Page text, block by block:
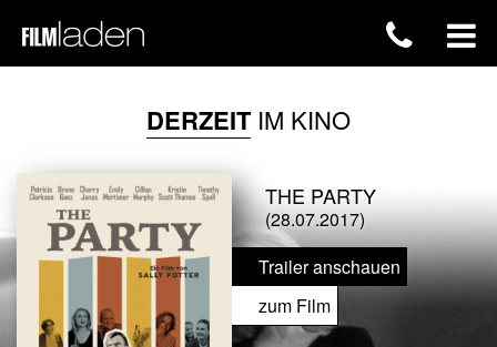
DERZEITIM KINO
THE PARTY
(28.07.2017)
Trailer anschauen
zum Film